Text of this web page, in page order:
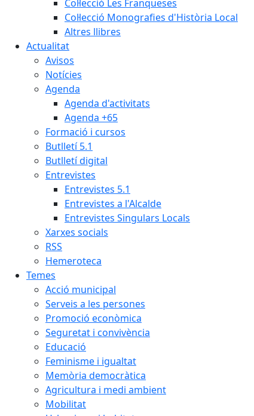
Col·lecció Les Franqueses
Col·lecció Monografies d'Història Local
Altres llibres
Actualitat
Avisos
Notícies
Agenda
Agenda d'activitats
Agenda +65
Formació i cursos
Butlletí 5.1
Butlletí digital
Entrevistes
Entrevistes 5.1
Entrevistes a l'Alcalde
Entrevistes Singulars Locals
Xarxes socials
RSS
Hemeroteca
Temes
Acció municipal
Serveis a les persones
Promoció econòmica
Seguretat i convivència
Educació
Feminisme i igualtat
Memòria democràtica
Agricultura i medi ambient
Mobilitat